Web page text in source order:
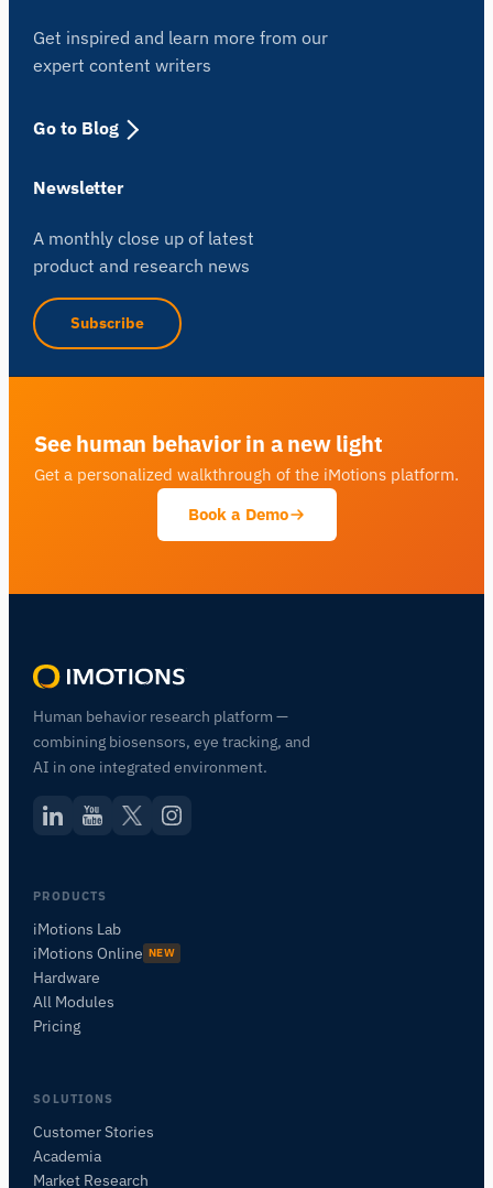
Get inspired and learn more from our
expert content writers
Go to Blog
Newsletter
A monthly close up of latest
product and research news
Subscribe
See human behavior in a new light
Get a personalized walkthrough of the iMotions platform.
Book a Demo
Human behavior research platform —
combining biosensors, eye tracking, and
AI in one integrated environment.
PRODUCTS
iMotions Lab
iMotions Online NEW
Hardware
All Modules
Pricing
SOLUTIONS
Customer Stories
Academia
Market Research
Asistente de Investigación de iMotions